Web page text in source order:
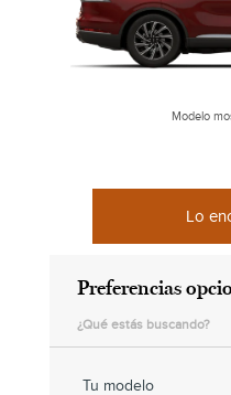
Modelo
Lo
Preferencias
¿Qué estás buscando?
Tu modelo